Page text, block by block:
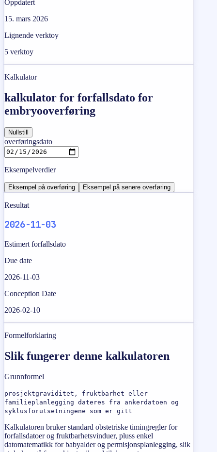
Oppdatert
15. mars 2026
Lignende verktoy
5 verktoy
Kalkulator
kalkulator for forfallsdato for
embryooverføring
Nullstill
overføringsdato
Eksempelverdier
Eksempel på overføring Eksempel på senere overføring
Resultat
2026-11-03
Estimert forfallsdato
Due date
2026-11-03
Conception Date
2026-02-10
Formelforklaring
Slik fungerer denne kalkulatoren
Grunnformel
prosjektgraviditet, fruktbarhet eller
familieplanlegging dateres fra ankerdatoen og
syklusforutsetningene som er gitt
Kalkulatoren bruker standard obstetriske timingregler for
forfallsdatoer og fruktbarhetsvinduer, pluss enkel
datomatematikk for babyalder og permisjonsplanlegging, slik